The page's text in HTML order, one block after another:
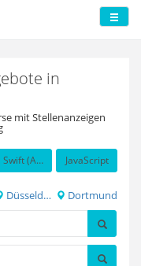
in
mit Stellenanzeigen
Swift (Apple programming language) JavaScript
Düsseldorf Dortmund